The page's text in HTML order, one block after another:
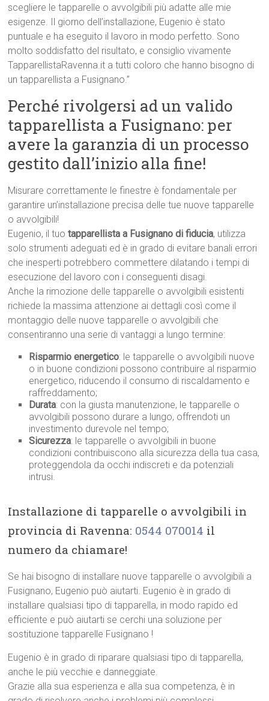
scegliere le tapparelle o avvolgibili più adatte alle mie
esigenze. Il giorno dell’installazione, Eugenio è stato
puntuale e ha eseguito il lavoro in modo perfetto. Sono
molto soddisfatto del risultato, e consiglio vivamente
TapparellistaRavenna.it a tutti coloro che hanno bisogno di
un tapparellista a Fusignano.”
Perché rivolgersi ad un valido
tapparellista a Fusignano: per
avere la garanzia di un processo
gestito dall’inizio alla fine!
Misurare correttamente le finestre è fondamentale per
garantire un’installazione precisa delle tue nuove tapparelle
o avvolgibili!
Eugenio, il tuotapparellista a Fusignano di fiducia, utilizza
solo strumenti adeguati ed è in grado di evitare banali errori
che inesperti potrebbero commettere dilatando i tempi di
esecuzione del lavoro con i conseguenti disagi.
Anche la rimozione delle tapparelle o avvolgibili esistenti
richiede la massima attenzione ai dettagli così come il
montaggio delle nuove tapparelle o avvolgibili che
consentiranno una serie di vantaggi a lungo termine:
Risparmio energetico: le tapparelle o avvolgibili nuove
o in buone condizioni possono contribuire al risparmio
energetico, riducendo il consumo di riscaldamento e
raffreddamento;
Durata: con la giusta manutenzione, le tapparelle o
avvolgibili possono durare a lungo, offrendoti un
investimento durevole nel tempo;
Sicurezza: le tapparelle o avvolgibili in buone
condizioni contribuiscono alla sicurezza della tua casa,
proteggendola da occhi indiscreti e da potenziali
intrusi.
Installazione di tapparelle o avvolgibili in
provincia di Ravenna: 0544 070014 il
numero da chiamare!
Se hai bisogno di installare nuove tapparelle o avvolgibili a
Fusignano, Eugenio può aiutarti. Eugenio è in grado di
installare qualsiasi tipo di tapparella, in modo rapido ed
efficiente e può aiutarti se cerchi una soluzione per
sostituzione tapparelle Fusignano !
Eugenio è in grado di riparare qualsiasi tipo di tapparella,
anche le più vecchie e danneggiate.
Grazie alla sua esperienza e alla sua competenza, è in